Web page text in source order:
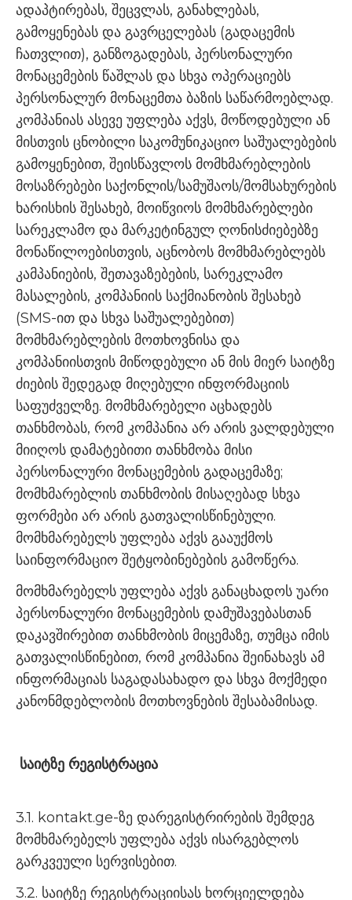
ადაპტირებას, შეცვლას, განახლებას,
გამოყენებას და გავრცელებას (გადაცემის
ჩათვლით), განზოგადებას, პერსონალური
მონაცემების წაშლას და სხვა ოპერაციებს
პერსონალურ მონაცემთა ბაზის საწარმოებლად.
კომპანიას ასევე უფლება აქვს, მოწოდებული ან
მისთვის ცნობილი საკომუნიკაციო საშუალებების
გამოყენებით, შეისწავლოს მომხმარებლების
მოსაზრებები საქონლის/სამუშაოს/მომსახურების
ხარისხის შესახებ, მოიწვიოს მომხმარებლები
სარეკლამო და მარკეტინგულ ღონისძიებებზე
მონაწილოებისთვის, აცნობოს მომხმარებლებს
კამპანიების, შეთავაზებების, სარეკლამო
მასალების, კომპანიის საქმიანობის შესახებ
(SMS-ით და სხვა საშუალებებით)
მომხმარებლების მოთხოვნისა და
კომპანიისთვის მიწოდებული ან მის მიერ საიტზე
ძიების შედეგად მიღებული ინფორმაციის
საფუძველზე. მომხმარებელი აცხადებს
თანხმობას, რომ კომპანია არ არის ვალდებული
მიიღოს დამატებითი თანხმობა მისი
პერსონალური მონაცემების გადაცემაზე;
მომხმარებლის თანხმობის მისაღებად სხვა
ფორმები არ არის გათვალისწინებული.
მომხმარებელს უფლება აქვს გააუქმოს
საინფორმაციო შეტყობინებების გამოწერა.
მომხმარებელს უფლება აქვს განაცხადოს უარი
პერსონალური მონაცემების დამუშავებასთან
დაკავშირებით თანხმობის მიცემაზე, თუმცა იმის
გათვალისწინებით, რომ კომპანია შეინახავს ამ
ინფორმაციას საგადასახადო და სხვა მოქმედი
კანონმდებლობის მოთხოვნების შესაბამისად.
საიტზე რეგისტრაცია
3.1. kontakt.ge-ზე დარეგისტრირების შემდეგ
მომხმარებელს უფლება აქვს ისარგებლოს
გარკვეული სერვისებით.
3.2. საიტზე რეგისტრაციისას ხორციელდება